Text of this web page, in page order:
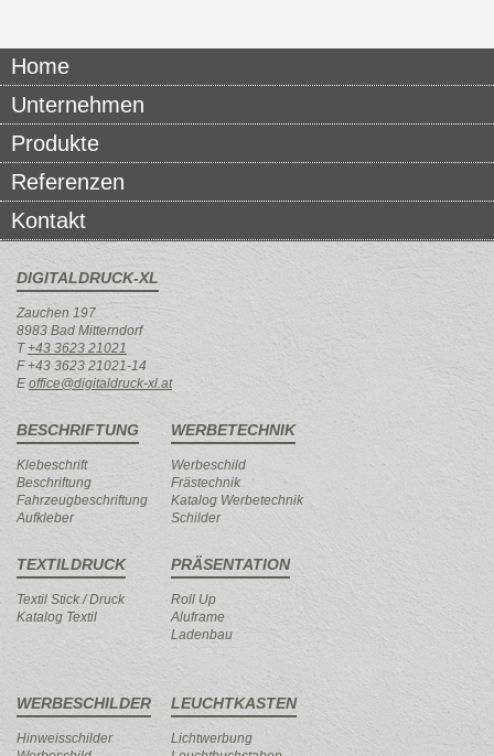
Home
Unternehmen
Produkte
Referenzen
Kontakt
DIGITALDRUCK-XL
Zauchen 197
8983 Bad Mitterndorf
T+43 3623 21021
F +43 3623 21021-14
E office@digitaldruck-xl.at
BESCHRIFTUNG
Klebeschrift
Beschriftung
Fahrzeugbeschriftung
Aufkleber
WERBETECHNIK
Werbeschild
Frästechnik
Katalog Werbetechnik
Schilder
TEXTILDRUCK
Textil Stick / Druck
Katalog Textil
PRÄSENTATION
Roll Up
Aluframe
Ladenbau
WERBESCHILDER
Hinweisschilder
LEUCHTKASTEN
Lichtwerbung